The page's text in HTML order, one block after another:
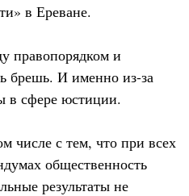
в Ереване.
правопорядком и
брешь. И именно из-за
в сфере юстиции.
числе с тем, что при всех
общественность
результаты не